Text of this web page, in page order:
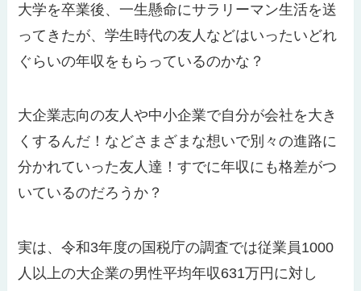
大学を卒業後、一生懸命にサラリーマン生活を送
ってきたが、学生時代の友人などはいったいどれ
ぐらいの年収をもらっているのかな？
大企業志向の友人や中小企業で自分が会社を大き
くするんだ！などさまざまな想いで別々の進路に
分かれていった友人達！すでに年収にも格差がつ
いているのだろうか？
実は、令和3年度の国税庁の調査では従業員1000
人以上の大企業の男性平均年収631万円に対し